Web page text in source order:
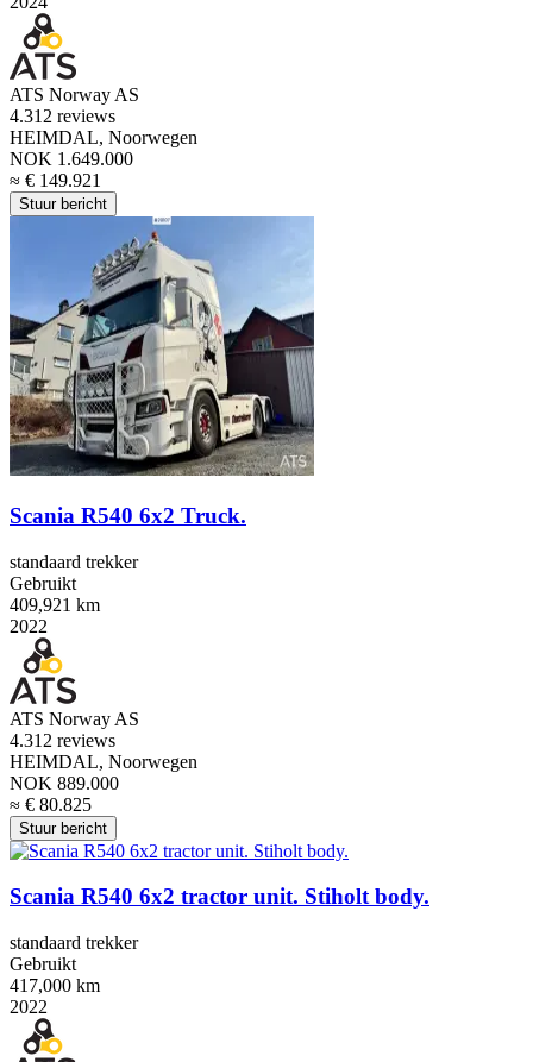
ATS Norway AS
4.312 reviews
HEIMDAL, Noorwegen
NOK 1.649.000
≈ € 149.921
Stuur bericht
Scania R540 6x2 Truck.
standaard trekker
Gebruikt
409,921 km
2022
ATS Norway AS
4.312 reviews
HEIMDAL, Noorwegen
NOK 889.000
≈ € 80.825
Stuur bericht
Scania R540 6x2 tractor unit. Stiholt body.
standaard trekker
Gebruikt
417,000 km
2022